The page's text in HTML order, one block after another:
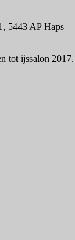
5443 AP Haps
tot ijssalon